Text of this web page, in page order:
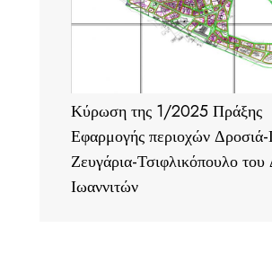
Κύρωση της 1/2025 Πράξης
Εφαρμογής περιοχών
Ζευγάρια-Τσιφλικόπουλο
Ιωαννιτών